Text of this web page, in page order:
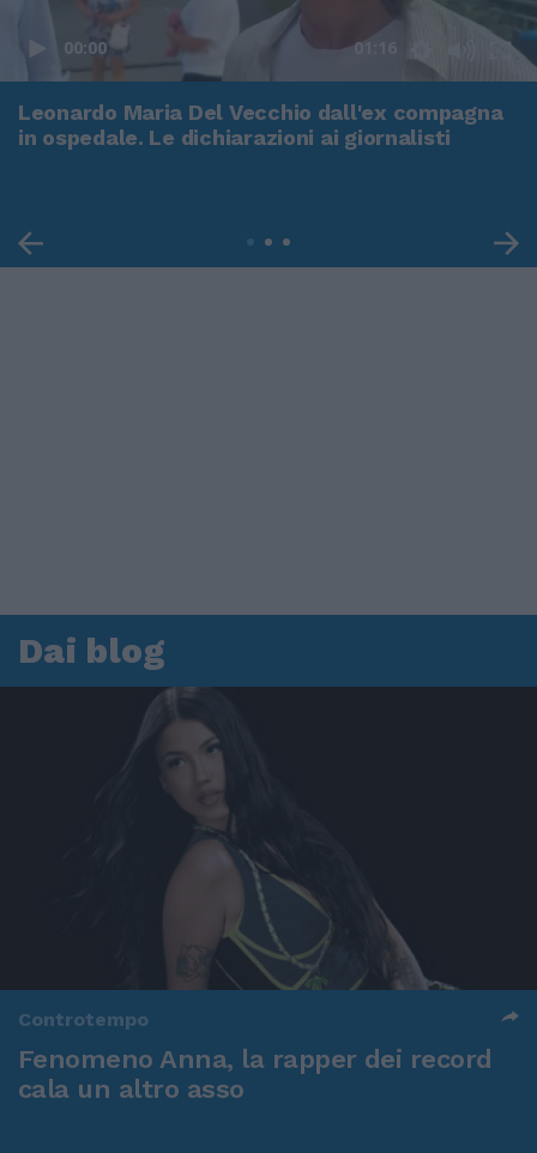
00:00 01:16
Leonardo Maria Del Vecchio dall'ex compagna
in ospedale. Le dichiarazioni ai giornalisti
Dai blog
Controtempo
Fenomeno Anna, la rapper dei record
cala un altro asso